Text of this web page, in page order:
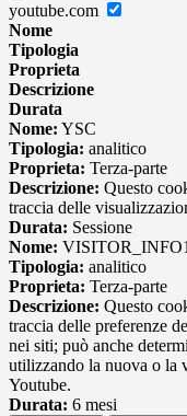
youtube.com
Nome
Tipologia
Proprieta
Descrizione
Durata
Nome: YSC
Tipologia: analitico
Proprieta: Terza-parte
Descrizione: Questo
traccia delle
Durata: Sessione
Nome:
Tipologia: analitico
Proprieta: Terza-parte
Descrizione: Questo
traccia delle preferenze
nei siti; può anche
utilizzando la nuova o la
Youtube.
Durata: 6 mesi